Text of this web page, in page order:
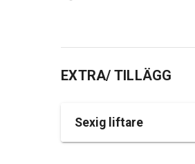
EXTRA/ TILLÄGG
Sexig liftare